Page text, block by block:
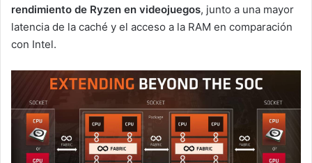
rendimiento de Ryzen en videojuegos, junto a una mayor
latencia de la caché y el acceso a la RAM en comparación
con Intel.